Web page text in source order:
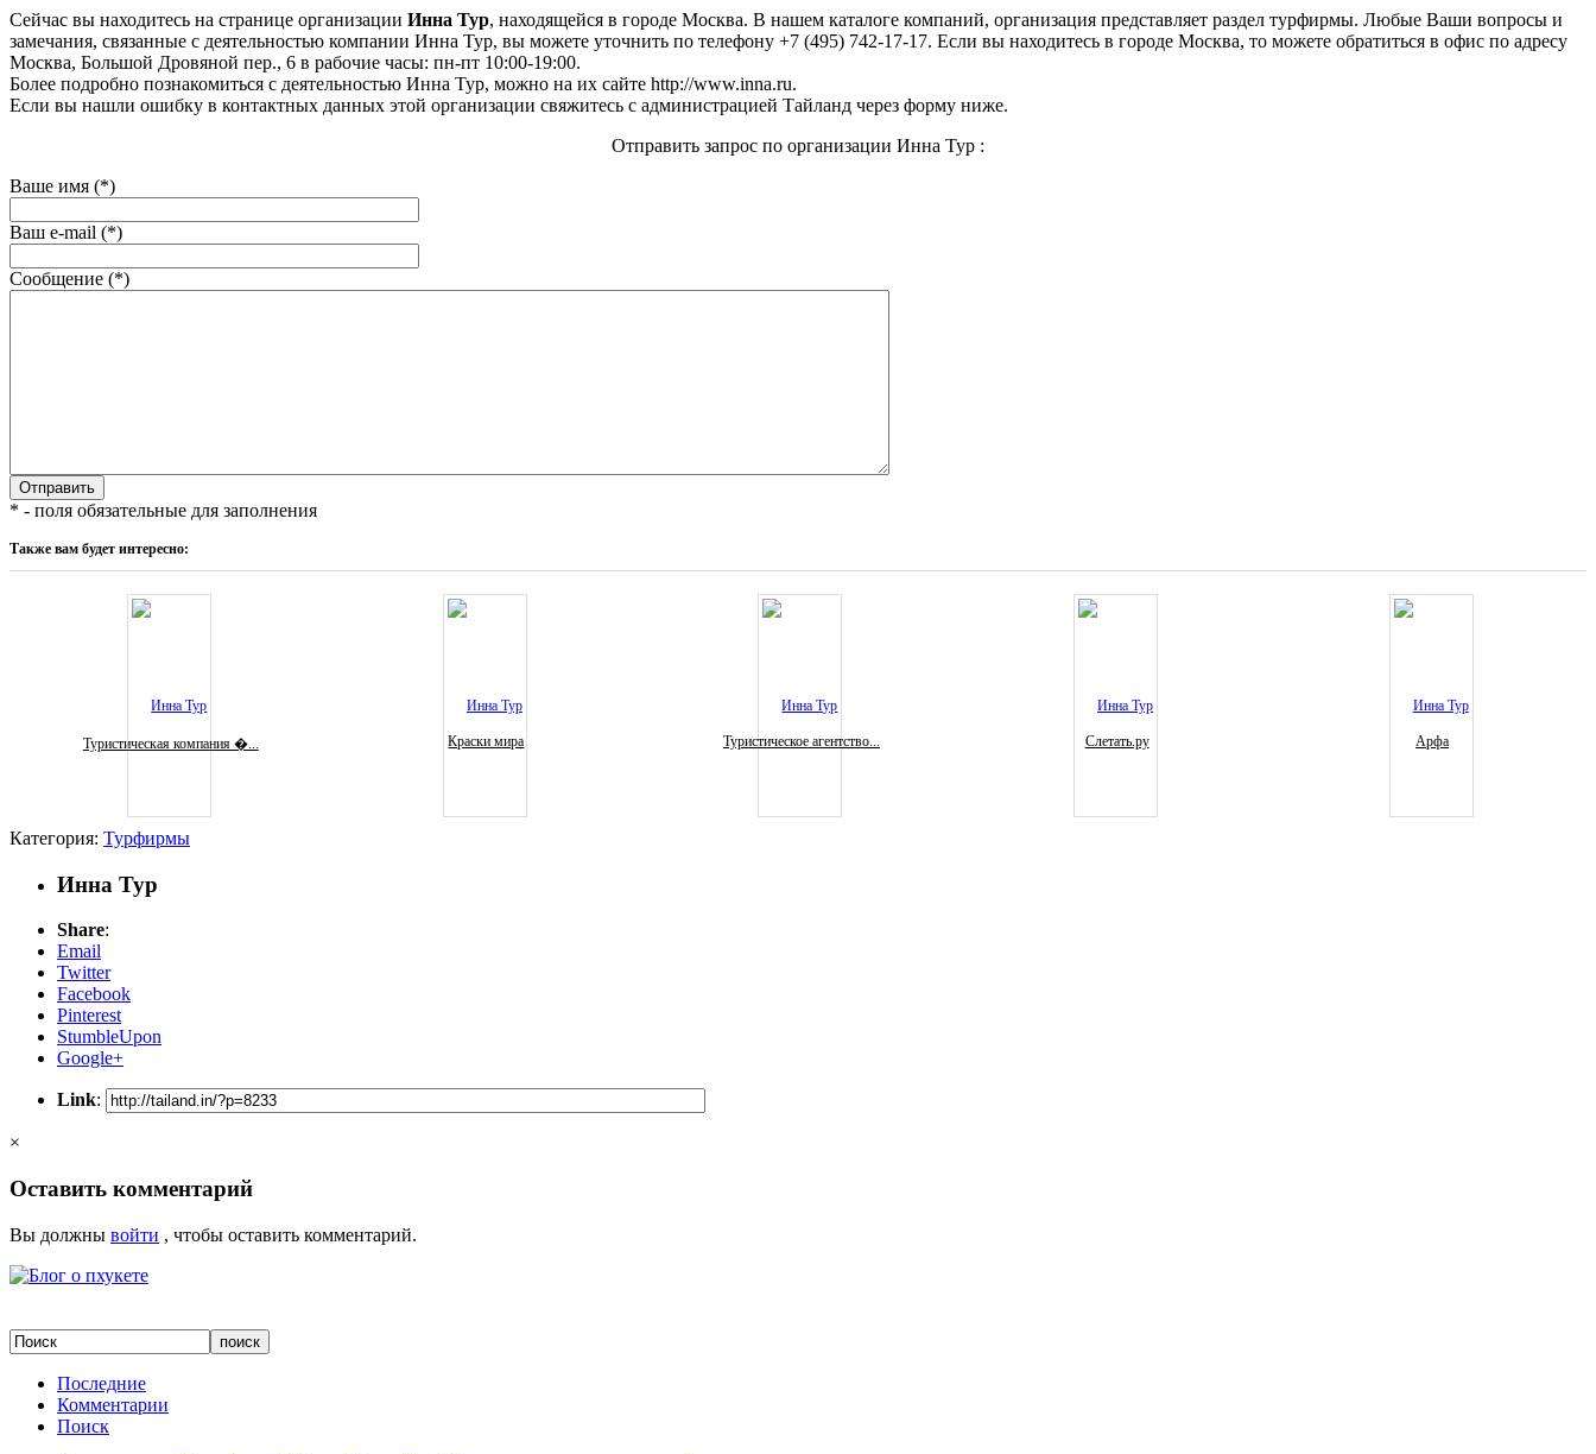
Сейчас вы находитесь на странице организации Инна Тур, находящейся в городе Москва. В нашем каталоге компаний, организация представляет раздел турфирмы. Любые Ваши вопросы и
замечания, связанные с деятельностью компании Инна Тур, вы можете уточнить по телефону +7 (495) 742-17-17. Если вы находитесь в городе Москва, то можете обратиться в офис по адресу
Москва, Большой Дровяной пер., 6 в рабочие часы: пн-пт 10:00-19:00.
Более подробно познакомиться с деятельностью Инна Тур, можно на их сайте http://www.inna.ru.
Если вы нашли ошибку в контактных данных этой организации свяжитесь с администрацией Тайланд через форму ниже.
Отправить запрос по организации Инна Тур :
Ваше имя (*)
Ваш e-mail (*)
Сообщение (*)
* - поля обязательные для заполнения
Также вам будет интересно:
Туристическая компания �... Краски мира Туристическое агентство... Слетать.ру Арфа
Категория: Турфирмы
Инна Тур
Share:
Email
Twitter
Facebook
Pinterest
StumbleUpon
Google+
Link:
×
Оставить комментарий
Вы должны войти , чтобы оставить комментарий.
Последние
Комментарии
Поиск